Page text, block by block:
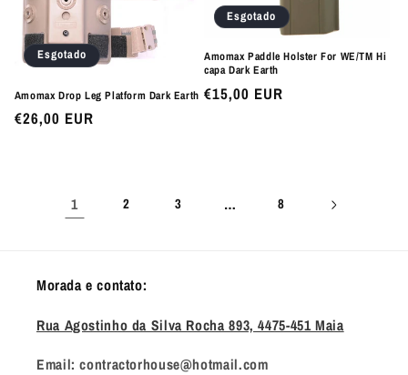
Esgotado
Amomax Drop Leg Platform Dark Earth
Preço
€26,00 EUR
Esgotado
Amomax Paddle Holster For WE/TM Hi
capa Dark Earth
Preço
€15,00 EUR
1 2 3 … 8
Morada e contato:
Rua Agostinho da Silva Rocha 893, 4475-451 Maia
Email: contractorhouse@hotmail.com